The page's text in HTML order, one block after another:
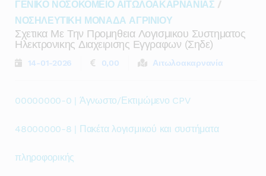
ΓΕΝΙΚΟ ΝΟΣΟΚΟΜΕΙΟ ΑΙΤΩΛΟΑΚΑΡΝΑΝΙΑΣ /
ΝΟΣΗΛΕΥΤΙΚΗ ΜΟΝΑΔΑ ΑΓΡΙΝΙΟΥ
Σχετικα Με Την Προμηθεια Λογισμικου Συστηματος
Ηλεκτρονικης Διαχειρισης Εγγραφων (σηδε)
14-01-2026 0,00 Αιτωλοακαρνανία
00000000-0 | Άγνωστο/Εκτιμώμενο CPV
48000000-8 | Πακέτα λογισμικού και συστήματα
πληροφορικής